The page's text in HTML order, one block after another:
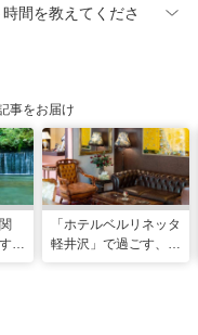
間を教えてくださ
事をお届け
め
「ホテルベルリネッタ
軽井沢」で過ごす、ア